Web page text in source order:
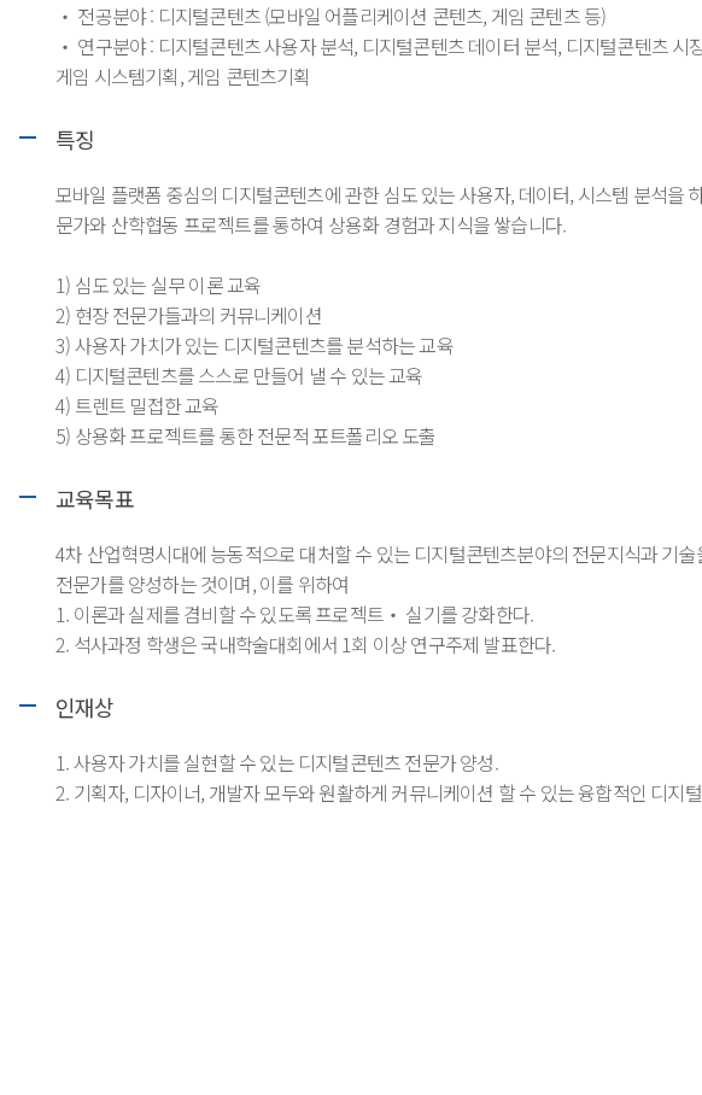
‧ 전공분야 : 디지털콘텐츠 (모바일 어플리케이션 콘텐츠, 게임 콘텐츠 등)
‧ 연구분야 : 디지털콘텐츠 사용자 분석, 디지털콘텐츠 데이터 분석, 디지털콘텐츠
게임 시스템기획, 게임 콘텐츠기획
특징
모바일 플랫폼 중심의 디지털콘텐츠에 관한 심도 있는 사용자, 데이터, 시스템 분석을
문가와 산학협동 프로젝트를 통하여 상용화 경험과 지식을 쌓습니다.
1) 심도 있는 실무 이론 교육
2) 현장 전문가들과의 커뮤니케이션
3) 사용자 가치가 있는 디지털콘텐츠를 분석하는 교육
4) 디지털콘텐츠를 스스로 만들어 낼 수 있는 교육
4) 트렌트 밀접한 교육
5) 상용화 프로젝트를 통한 전문적 포트폴리오 도출
교육목표
4차 산업혁명시대에 능동적으로 대처할 수 있는 디지털콘텐츠분야의 전문지식과 기
전문가를 양성하는 것이며, 이를 위하여
1. 이론과 실제를 겸비할 수 있도록 프로젝트‧ 실기를 강화한다.
2. 석사과정 학생은 국내학술대회에서 1회 이상 연구주제 발표한다.
인재상
1. 사용자 가치를 실현할 수 있는 디지털콘텐츠 전문가 양성.
2. 기획자, 디자이너, 개발자 모두와 원활하게 커뮤니케이션 할 수 있는 융합적인 디지